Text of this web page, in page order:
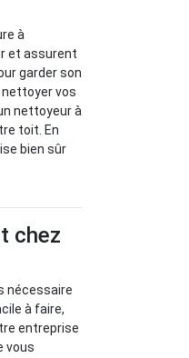
à
et assurent
garder son
vos
nettoyeur à
toit. En
bien sûr
chez
nécessaire
à faire,
entreprise
vous